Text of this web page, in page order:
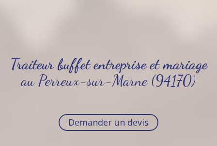
Traiteur buffet entreprise et mariage
au Perreux-sur-Marne (94170)
Demander un devis